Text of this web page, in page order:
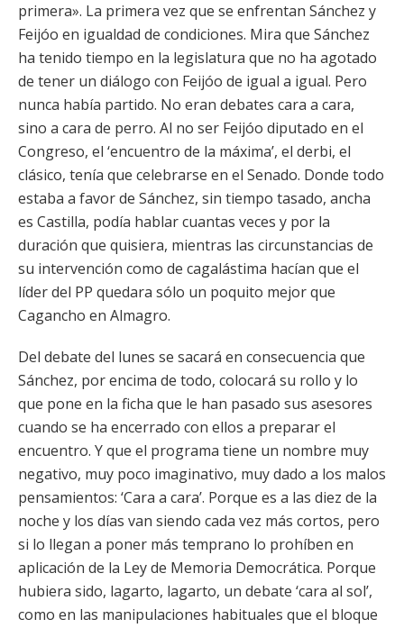
primera». La primera vez que se enfrentan Sánchez y
Feijóo en igualdad de condiciones. Mira que Sánchez
ha tenido tiempo en la legislatura que no ha agotado
de tener un diálogo con Feijóo de igual a igual. Pero
nunca había partido. No eran debates cara a cara,
sino a cara de perro. Al no ser Feijóo diputado en el
Congreso, el ‘encuentro de la máxima’, el derbi, el
clásico, tenía que celebrarse en el Senado. Donde todo
estaba a favor de Sánchez, sin tiempo tasado, ancha
es Castilla, podía hablar cuantas veces y por la
duración que quisiera, mientras las circunstancias de
su intervención como de cagalástima hacían que el
líder del PP quedara sólo un poquito mejor que
Cagancho en Almagro.
Del debate del lunes se sacará en consecuencia que
Sánchez, por encima de todo, colocará su rollo y lo
que pone en la ficha que le han pasado sus asesores
cuando se ha encerrado con ellos a preparar el
encuentro. Y que el programa tiene un nombre muy
negativo, muy poco imaginativo, muy dado a los malos
pensamientos: ‘Cara a cara’. Porque es a las diez de la
noche y los días van siendo cada vez más cortos, pero
si lo llegan a poner más temprano lo prohíben en
aplicación de la Ley de Memoria Democrática. Porque
hubiera sido, lagarto, lagarto, un debate ‘cara al sol’,
como en las manipulaciones habituales que el bloque